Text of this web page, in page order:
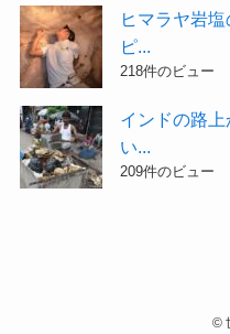
ヒマラヤ岩
ピ...
218件のビュー
インドの路
い...
209件のビュー
©